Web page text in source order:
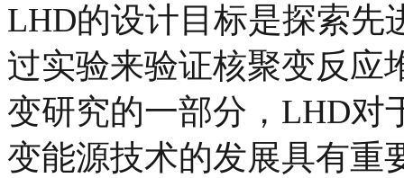
LHD的设计目标是探索先
过实验来验证核聚变反应
变研究的一部分，LHD对
变能源技术的发展具有重